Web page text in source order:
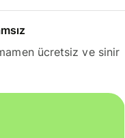
ücretsiz ve sinir